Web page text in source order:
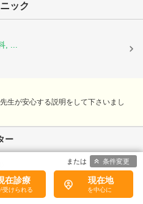
ック
, ...
生が安心する説明をして下さいまし
ー
在診療 現在地
条件変更